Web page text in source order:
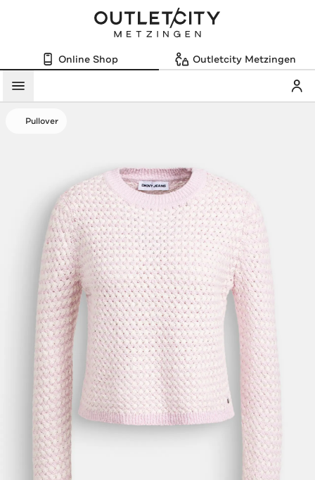
Online Shop Outletcity Metzingen
Menü
Pullover